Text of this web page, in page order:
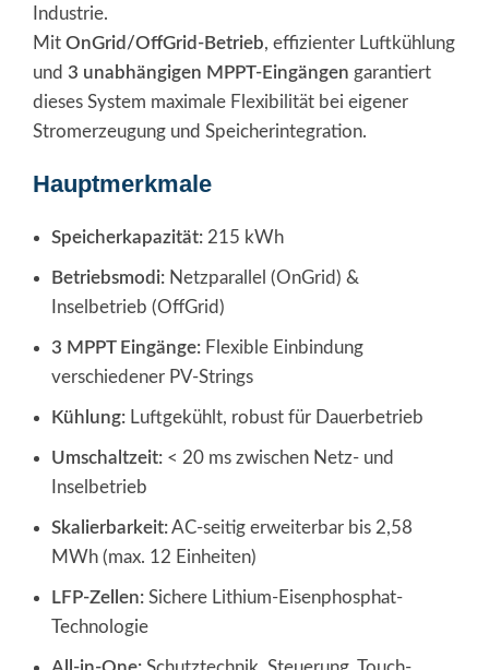
Industrie.
Mit OnGrid/OffGrid-Betrieb, effizienter Luftkühlung
und 3 unabhängigen MPPT-Eingängen garantiert
dieses System maximale Flexibilität bei eigener
Stromerzeugung und Speicherintegration.
Hauptmerkmale
Speicherkapazität: 215 kWh
Betriebsmodi: Netzparallel (OnGrid) &
Inselbetrieb (OffGrid)
3 MPPT Eingänge: Flexible Einbindung
verschiedener PV-Strings
Kühlung: Luftgekühlt, robust für Dauerbetrieb
Umschaltzeit: < 20 ms zwischen Netz- und
Inselbetrieb
Skalierbarkeit:AC-seitig erweiterbar bis 2,58
MWh (max. 12 Einheiten)
LFP-Zellen: Sichere Lithium-Eisenphosphat-
Technologie